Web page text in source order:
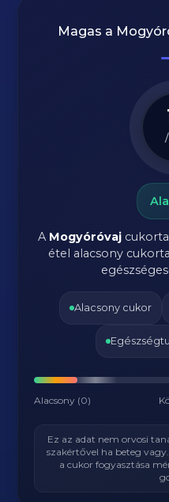
Magas a
A Mogyóróvaj
étel alacsony
Alacsony cukor
Alacsony (0)
Ez az adat nem orvosi
szakértővel ha beteg
a cukor fogyasztása